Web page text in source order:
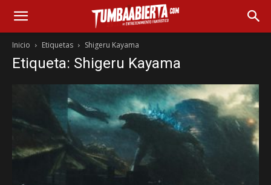
Inicio Etiquetas Shigeru Kayama
Etiqueta: Shigeru Kayama